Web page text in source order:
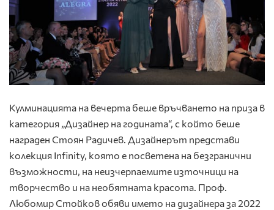
Кулминацията на вечерта беше връчването на приза в
категория „Дизайнер на годината“, с който беше
награден Стоян Радичев. Дизайнерът представи
колекция Infinity, която е посветена на безгранични
възможности, на неизчерпаемите източници на
творчество и на необятната красота. Проф.
Любомир Стойков обяви името на дизайнера за 2022